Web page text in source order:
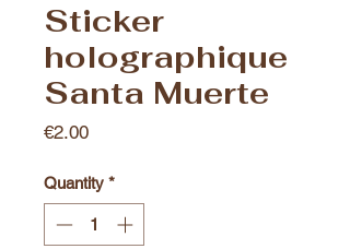
Sticker
holographique
Santa Muerte
€2.00Price
Quantity *